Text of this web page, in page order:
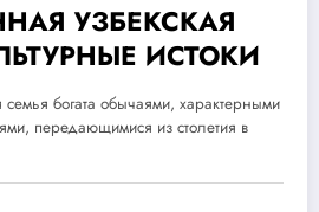
СЕМЬЯ И КУЛЬТУРНЫЕ ИСТОКИ
богата обычаями, характерными
передающимися из столетия в